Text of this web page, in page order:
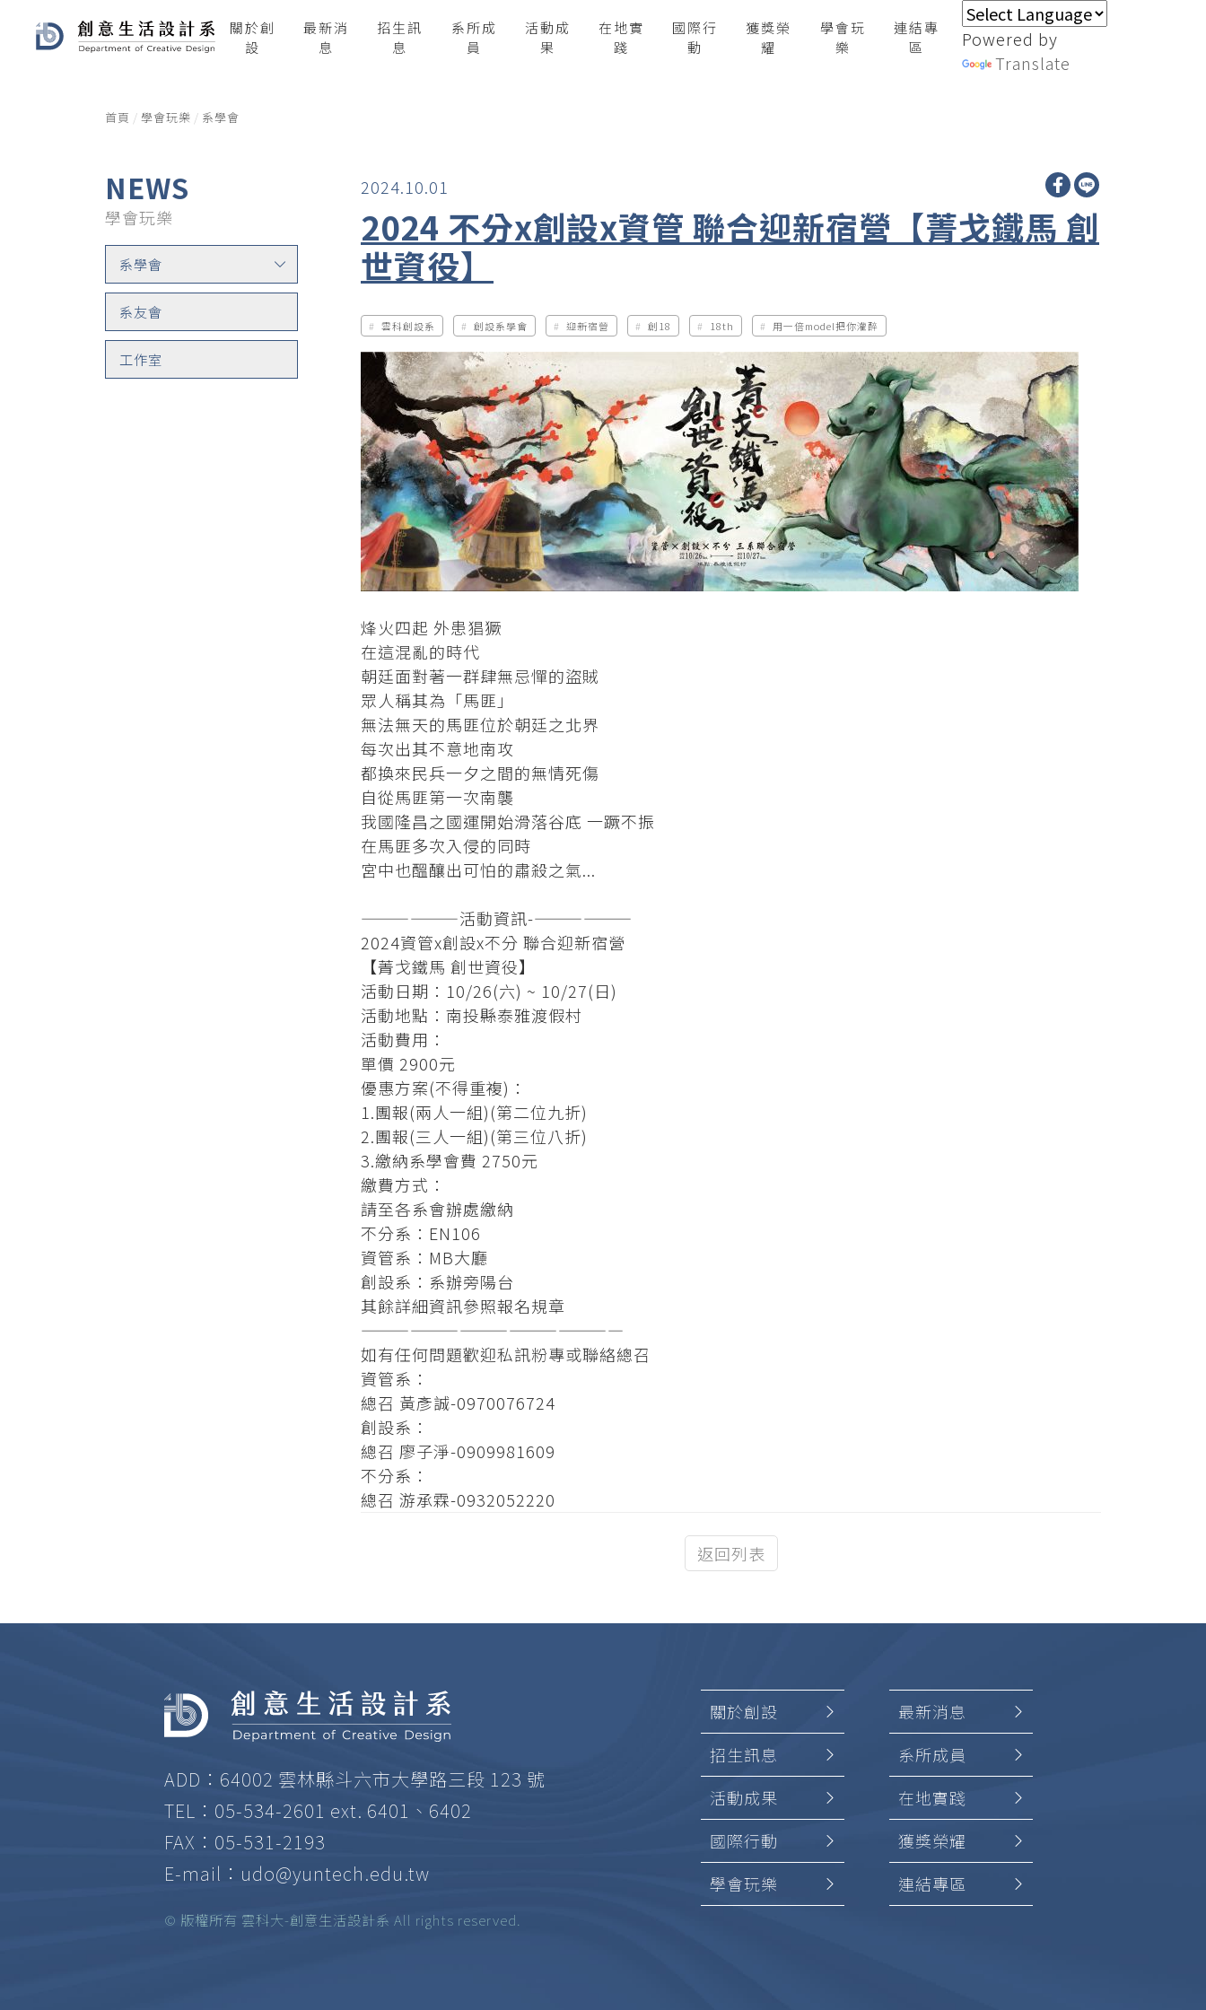
關於創
設
最新消
息
招生訊
息
系所成
員
活動成
果
在地實
踐
國際行
動
獲獎榮
耀
學會玩
樂
連結專
區
Powered by
Translate
首頁 學會玩樂 系學會
NEWS
學會玩樂
系學會
系友會
工作室
2024.10.01
2024 不分x創設x資管 聯合迎新宿營【菁戈鐵馬 創
世資役】
雲科創設系 創設系學會 迎新宿營 創18 18th 用一倍model把你灌醉
​​​​​​​烽火四起 外患猖獗
在這混亂的時代
朝廷面對著一群肆無忌憚的盜賊
眾人稱其為「馬匪」
無法無天的馬匪位於朝廷之北界
每次出其不意地南攻
都換來民兵一夕之間的無情死​​​​​​​傷
自從馬匪第一次南襲
我國隆昌之國運開始滑落谷底 一蹶不振
在馬匪多次入侵的同時
宮中也醞釀出可怕的肅殺之氣...
——————活動資訊-——————
2024資管x創設x不分 聯合迎新宿營
【菁戈鐵馬 創世資役】
活動日期：10/26(六) ~ 10/27(日)
活動地點：南投縣泰雅渡假村
活動費用：
單價 2900元
優惠方案(不得重複)：
1.團報(兩人一組)(第二位九折)
2.團報(三人一組)(第三位八折)
3.繳納系學會費 2750元
繳費方式：
請至各系會辦處繳納
不分系：EN106
資管系：MB大廳
創設系：系辦旁陽台
其餘詳細資訊參照報名規章
————————————————
如有任何問題歡迎私訊粉專或聯絡總召
資管系：
總召 黃彥誠-0970076724
創設系：
總召 廖子淨-0909981609
不分系：
總召 游承霖-0932052220
返回列表
ADD：64002 雲林縣斗六市大學路三段 123 號
TEL：05-534-2601 ext. 6401、6402
FAX：05-531-2193
E-mail： udo@yuntech.edu.tw
© 版權所有 雲科大-創意生活設計系 All rights reserved.
關於創設
最新消息
招生訊息
系所成員
活動成果
在地實踐
國際行動
獲獎榮耀
學會玩樂
連結專區